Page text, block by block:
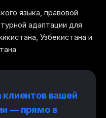
языка, правовой
адаптации для
Узбекистана и
вашей
— прямо в